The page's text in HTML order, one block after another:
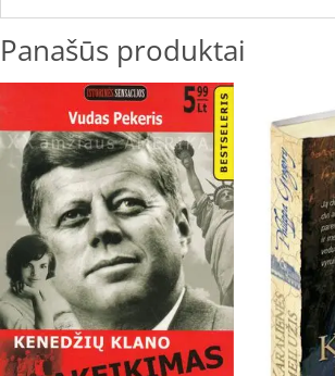
Panašūs produktai